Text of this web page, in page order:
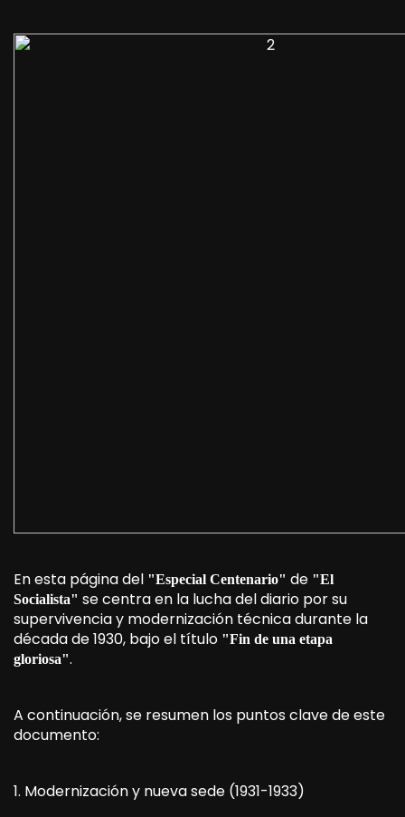
En esta página del "Especial Centenario" de "El
Socialista" se centra en la lucha del diario por su
supervivencia y modernización técnica durante la
década de 1930, bajo el título "Fin de una etapa
gloriosa".
A continuación, se resumen los puntos clave de este
documento:
1. Modernización y nueva sede (1931-1933)